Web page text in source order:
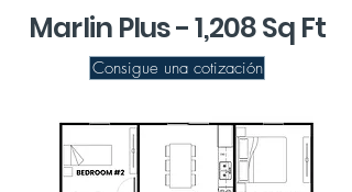
Marlin Plus - 1,208 Sq Ft
Consigue una cotización